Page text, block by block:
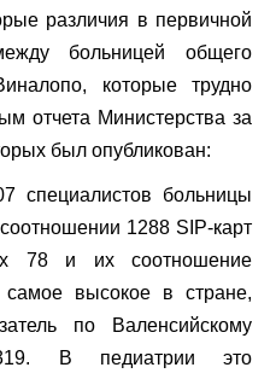
различия в первичной
больницей общего
которые трудно
отчета Министерства за
был опубликован:
специалистов больницы
1288 SIP-карт
78 и их соотношение
самое высокое в стране,
по Валенсийскому
В педиатрии это